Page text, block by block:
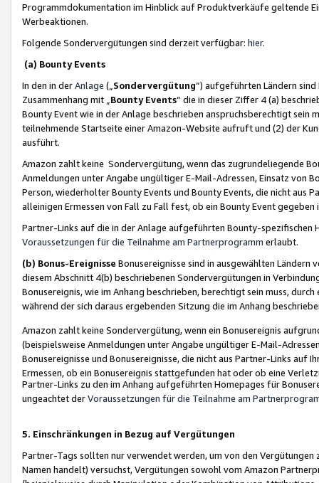
Programmdokumentation im Hinblick auf Produktverkäufe geltende
Werbeaktionen.
Folgende Sondervergütungen sind derzeit verfügbar: hier.
(a) Bounty Events
In den in derAnlage („ Sondervergütung“) aufgeführten Ländern
Zusammenhang mit „ Bounty Events“ die in dieser Ziffer 4 (a)
Bounty Event wie in der Anlage beschrieben anspruchsberechtigt sein
teilnehmende Startseite einer Amazon-Website aufruft und (2) der
ausführt.
Amazon zahlt keine Sondervergütung, wenn das zugrundeliegende
Anmeldungen unter Angabe ungültiger E-Mail-Adressen, Einsatz von
Person, wiederholter Bounty Events und Bounty Events, die nicht
alleinigen Ermessen von Fall zu Fall fest, ob ein Bounty Event
Partner-Links auf die in der Anlage aufgeführten Bounty-spezifischen
Voraussetzungen für die Teilnahme am Partnerprogramm erlaubt.
(b) Bonus-Ereignisse Bonusereignisse sind in ausgewählten Ländern
diesem Abschnitt 4(b) beschriebenen Sondervergütungen in
Bonusereignis, wie im Anhang beschrieben, berechtigt sein muss,
während der sich daraus ergebenden Sitzung die im Anhang
Amazon zahlt keine Sondervergütung, wenn ein Bonusereignis
(beispielsweise Anmeldungen unter Angabe ungültiger E-Mail-
Bonusereignisse und Bonusereignisse, die nicht aus Partner-Links auf
Ermessen, ob ein Bonusereignis stattgefunden hat oder ob eine
Partner-Links zu den im Anhang aufgeführten Homepages für
ungeachtet derVoraussetzungen für die Teilnahme am
5. Einschränkungen in Bezug auf Vergütungen
Partner-Tags sollten nur verwendet werden, um von den
Namen handelt) versuchst, Vergütungen sowohl vom Amazon